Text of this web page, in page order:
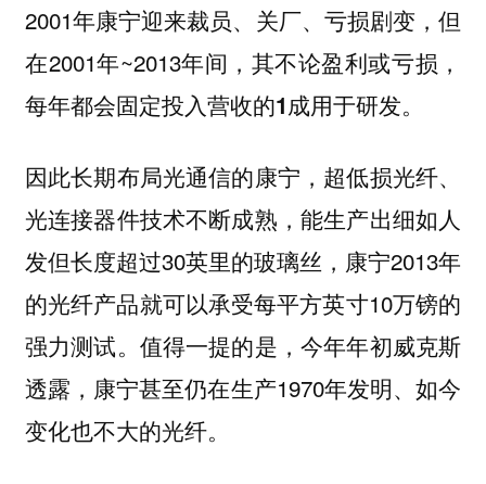
2001年康宁迎来裁员、关厂、亏损剧变，但
在2001年~2013年间，其不论盈利或亏损，
每年都会固定投入营收的1成用于研发。
因此长期布局光通信的康宁，超低损光纤、
光连接器件技术不断成熟，能生产出细如人
发但长度超过30英里的玻璃丝，康宁2013年
的光纤产品就可以承受每平方英寸10万镑的
强力测试。值得一提的是，今年年初威克斯
透露，康宁甚至仍在生产1970年发明、如今
变化也不大的光纤。